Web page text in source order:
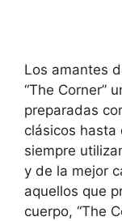
Los amantes
“The Corner”
preparadas
clásicos hasta
siempre
y de la mejor
aquellos que
cuerpo, “The